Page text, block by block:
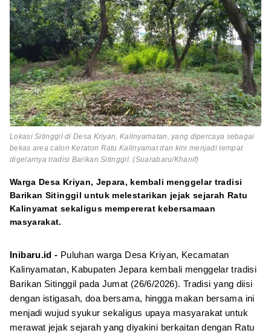
Lokasi Sitinggil di Desa Kriyan, Kalinyamatan, yang dipercaya sebagai
bekas area calon Keraton Ratu Kalinyamat dan kini menjadi tempat
digelarnya tradisi Barikan Sitinggil. (Suarabaru/Khanif)
Warga Desa Kriyan, Jepara, kembali menggelar tradisi
Barikan Sitinggil untuk melestarikan jejak sejarah Ratu
Kalinyamat sekaligus mempererat kebersamaan
masyarakat.
Inibaru.id - Puluhan warga Desa Kriyan, Kecamatan
Kalinyamatan, Kabupaten Jepara kembali menggelar tradisi
Barikan Sitinggil pada Jumat (26/6/2026). Tradisi yang diisi
dengan istigasah, doa bersama, hingga makan bersama ini
menjadi wujud syukur sekaligus upaya masyarakat untuk
merawat jejak sejarah yang diyakini berkaitan dengan Ratu